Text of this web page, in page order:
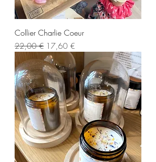
Collier Charlie Coeur
Prix original
22,00 € Prix promotionnel
17,60 €